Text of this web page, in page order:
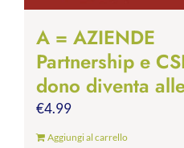
A = AZIENDE
Partnership e
dono diventa
€4.99
Aggiungi al carrello